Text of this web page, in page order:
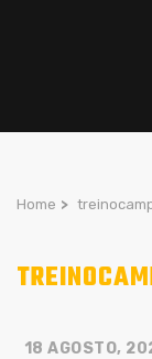
Home >
18 AGOSTO,